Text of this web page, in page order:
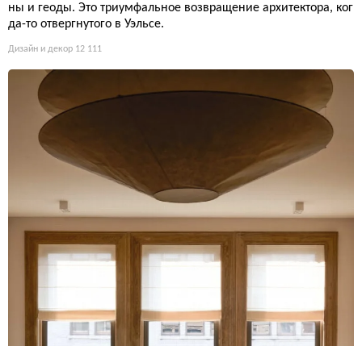
ны и геоды. Это триумфальное возвращение архитектора, ког
да-то отвергнутого в Уэльсе.
Дизайн и декор 12 111